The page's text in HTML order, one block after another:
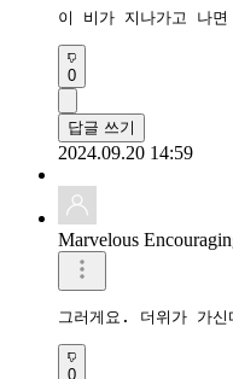
이 비가 지나가고 나
0
답글 쓰기
2024.09.20 14:59
Marvelous
그러게요. 더위가 가신
0